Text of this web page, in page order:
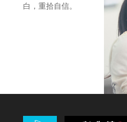
白，重拾自信。